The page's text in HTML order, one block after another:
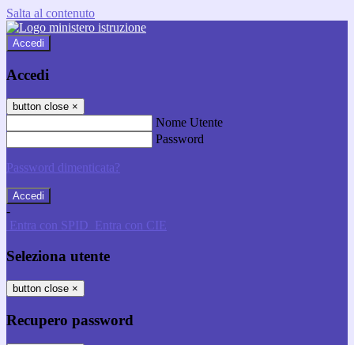
Salta al contenuto
Accedi
Accedi
button close ×
Nome Utente
Password
Password dimenticata?
-
Entra con SPID Entra con CIE
Seleziona utente
button close ×
Recupero password